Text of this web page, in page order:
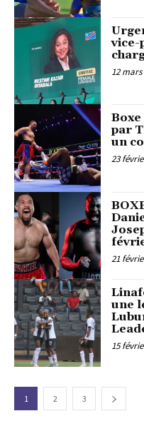
vice-
12 mars
par
un
23
21
une
15
1 2 3